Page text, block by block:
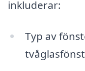
inkluderar:
Typ av